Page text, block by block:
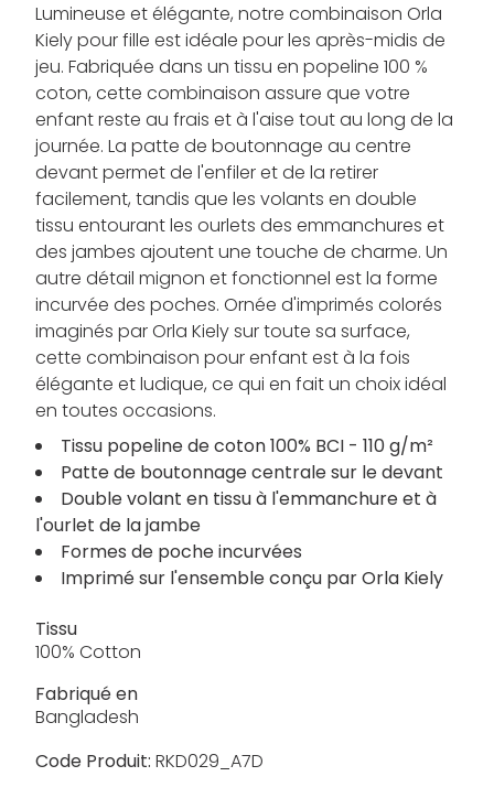
Lumineuse et élégante, notre combinaison Orla
Kiely pour fille est idéale pour les après-midis de
jeu. Fabriquée dans un tissu en popeline 100 %
coton, cette combinaison assure que votre
enfant reste au frais et à l'aise tout au long de la
journée. La patte de boutonnage au centre
devant permet de l'enfiler et de la retirer
facilement, tandis que les volants en double
tissu entourant les ourlets des emmanchures et
des jambes ajoutent une touche de charme. Un
autre détail mignon et fonctionnel est la forme
incurvée des poches. Ornée d'imprimés colorés
imaginés par Orla Kiely sur toute sa surface,
cette combinaison pour enfant est à la fois
élégante et ludique, ce qui en fait un choix idéal
en toutes occasions.
Tissu popeline de coton 100% BCI - 110 g/m²
Patte de boutonnage centrale sur le devant
Double volant en tissu à l'emmanchure et à
l'ourlet de la jambe
Formes de poche incurvées
Imprimé sur l'ensemble conçu par Orla Kiely
Tissu
100% Cotton
Fabriqué en
Bangladesh
Code Produit: RKD029_A7D